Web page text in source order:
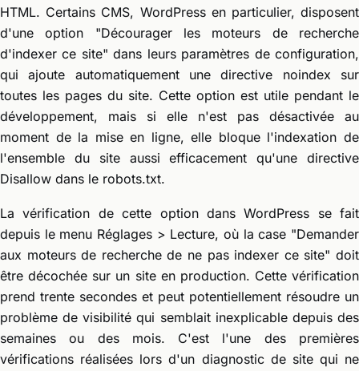
HTML. Certains CMS, WordPress en particulier, disposent
d'une option "Décourager les moteurs de recherche
d'indexer ce site" dans leurs paramètres de configuration,
qui ajoute automatiquement une directive noindex sur
toutes les pages du site. Cette option est utile pendant le
développement, mais si elle n'est pas désactivée au
moment de la mise en ligne, elle bloque l'indexation de
l'ensemble du site aussi efficacement qu'une directive
Disallow dans le robots.txt.
La vérification de cette option dans WordPress se fait
depuis le menu Réglages > Lecture, où la case "Demander
aux moteurs de recherche de ne pas indexer ce site" doit
être décochée sur un site en production. Cette vérification
prend trente secondes et peut potentiellement résoudre un
problème de visibilité qui semblait inexplicable depuis des
semaines ou des mois. C'est l'une des premières
vérifications réalisées lors d'un diagnostic de site qui ne